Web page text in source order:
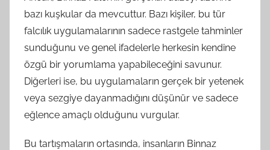
bazı kuşkular da mevcuttur. Bazı kişiler, bu tür
falcılık uygulamalarının sadece rastgele tahminler
sunduğunu ve genel ifadelerle herkesin kendine
özgü bir yorumlama yapabileceğini savunur.
Diğerleri ise, bu uygulamaların gerçek bir yetenek
veya sezgiye dayanmadığını düşünür ve sadece
eğlence amaçlı olduğunu vurgular.
Bu tartışmaların ortasında, insanların Binnaz